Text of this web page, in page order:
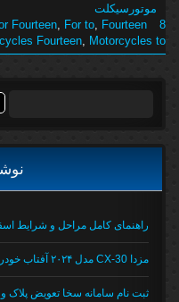
موتورسیکلت
For Fourteen,For to,Fourteen
Fourteen,Motorcycles to
راهنمای کامل مراحل و شرایط اسقاط خودرو
مزدا CX-30 مدل ۲۰۲۴ آفتاب خودرو؛ بررسی و مشخصات فنی
ثبت نام سامانه سخا تعویض پلاک و